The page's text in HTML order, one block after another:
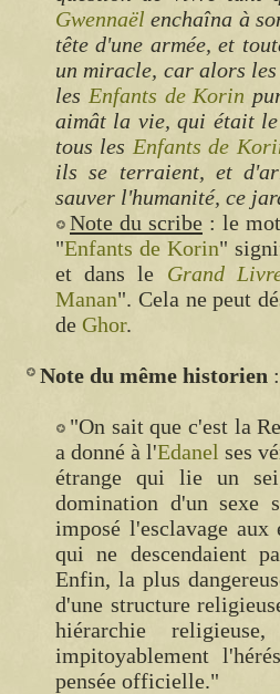
Gwennaël enchaîna à
tête d'une armée, et
un miracle, car alors les
les Enfants de Korin
aimât la vie, qui était
tous les Enfants de
ils se terraient, et
sauver l'humanité, ce
Note du scribe : le
"Enfants de Korin"
et dans le Grand
Manan". Cela ne peut
de Ghor.
Note du même historien
"On sait que c'est la
a donné à l'Edanel ses
étrange qui lie un
domination d'un sexe
imposé l'esclavage
qui ne descendaient
Enfin, la plus
d'une structure
hiérarchie
impitoyablement
pensée officielle."